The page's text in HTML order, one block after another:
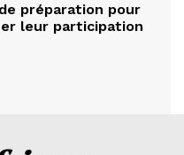
préparation pour
leur participation